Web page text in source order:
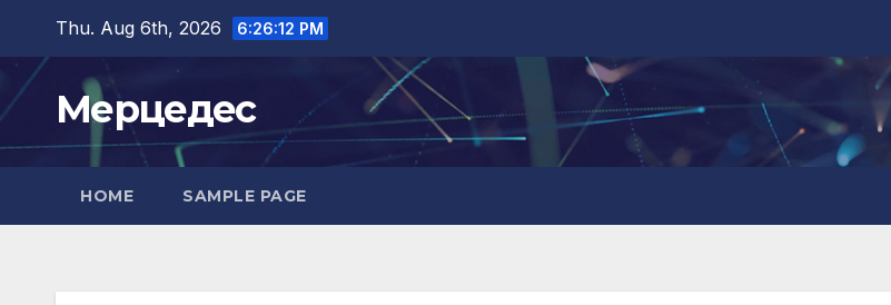
content
Thu. Aug 6th, 2026 6:26:14 PM
Мерцедес
HOME SAMPLE PAGE